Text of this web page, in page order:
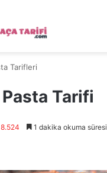
Tarifleri
Tarifi
8.524 1 dakika okuma süresi